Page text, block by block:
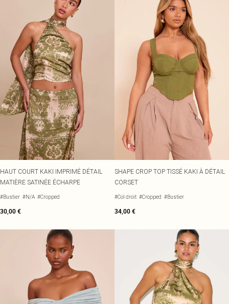
HAUT COURT KAKI IMPRIMÉ DÉTAIL
MATIÈRE SATINÉE ÉCHARPE
#Bustier #N/A #Cropped
30,00 €
SHAPE CROP TOP TISSÉ KAKI À DÉTAIL
CORSET
#Col droit #Cropped #Bustier
34,00 €